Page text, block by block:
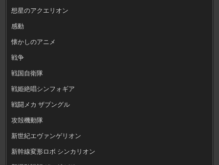
想星のアクエリオン
感動
懐かしのアニメ
戦争
戦国自衛隊
戦姫絶唱シンフォギア
戦闘メカ ザブングル
攻殻機動隊
新世紀エヴァンゲリオン
新幹線変形ロボ シンカリオン